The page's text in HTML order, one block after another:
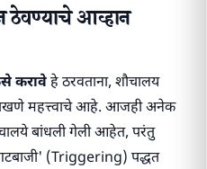
ठेवण्याचे आव्हान
करावेहे ठरवताना, शौचालय
महत्त्वाचे आहे. आजही अनेक
बांधली गेली आहेत, परंतु
'गटबाजी' (Triggering) पद्धत